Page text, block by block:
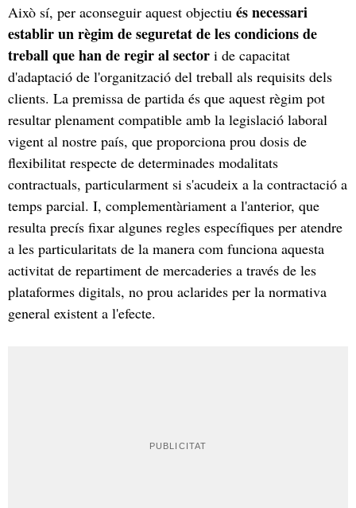
Això sí, per aconseguir aquest objectiu és necessari
establir un règim de seguretat de les condicions de
treball que han de regir al sector i de capacitat
d'adaptació de l'organització del treball als requisits dels
clients. La premissa de partida és que aquest règim pot
resultar plenament compatible amb la legislació laboral
vigent al nostre país, que proporciona prou dosis de
flexibilitat respecte de determinades modalitats
contractuals, particularment si s'acudeix a la contractació a
temps parcial. I, complementàriament a l'anterior, que
resulta precís fixar algunes regles específiques per atendre
a les particularitats de la manera com funciona aquesta
activitat de repartiment de mercaderies a través de les
plataformes digitals, no prou aclarides per la normativa
general existent a l'efecte.